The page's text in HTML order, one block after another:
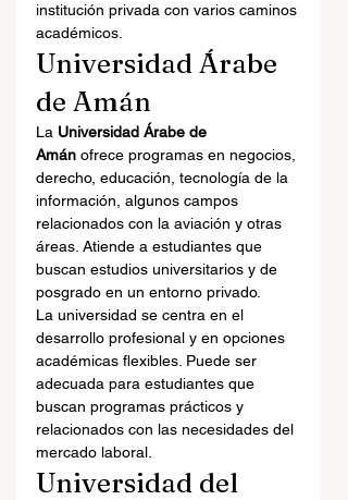
institución privada con varios caminos
académicos.
Universidad Árabe
de Amán
La Universidad Árabe de
Amán ofrece programas en negocios,
derecho, educación, tecnología de la
información, algunos campos
relacionados con la aviación y otras
áreas. Atiende a estudiantes que
buscan estudios universitarios y de
posgrado en un entorno privado.
La universidad se centra en el
desarrollo profesional y en opciones
académicas flexibles. Puede ser
adecuada para estudiantes que
buscan programas prácticos y
relacionados con las necesidades del
mercado laboral.
Universidad del